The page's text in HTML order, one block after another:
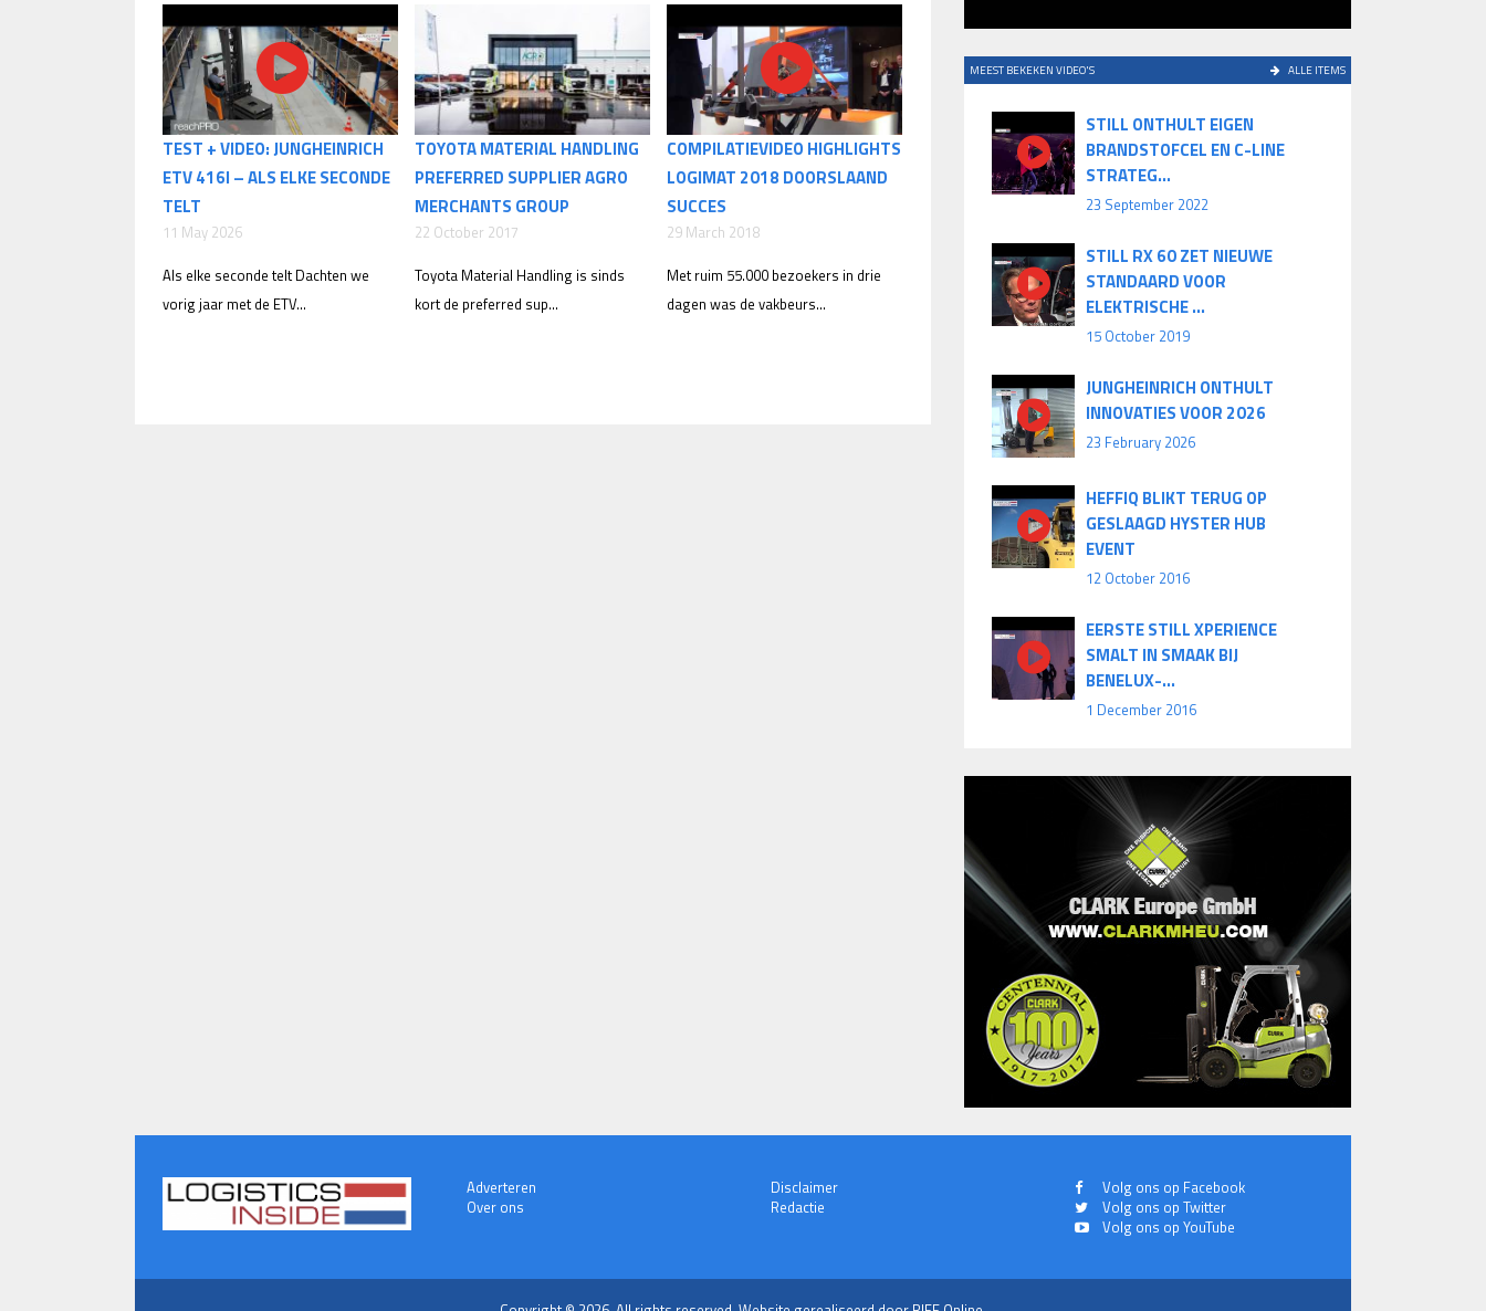
TEST + VIDEO: JUNGHEINRICH
ETV 416I – ALS ELKE SECONDE
TELT
11 May 2026
Als elke seconde telt Dachten we
vorig jaar met de ETV...
TOYOTA MATERIAL HANDLING
PREFERRED SUPPLIER AGRO
MERCHANTS GROUP
22 October 2017
Toyota Material Handling is sinds
kort de preferred sup...
COMPILATIEVIDEO HIGHLIGHTS
LOGIMAT 2018 DOORSLAAND
SUCCES
29 March 2018
Met ruim 55.000 bezoekers in drie
dagen was de vakbeurs...
MEEST BEKEKEN VIDEO'S ALLE ITEMS
STILL ONTHULT EIGEN
BRANDSTOFCEL EN C-LINE
STRATEG...
23 September 2022
STILL RX 60 ZET NIEUWE
STANDAARD VOOR
ELEKTRISCHE ...
15 October 2019
JUNGHEINRICH ONTHULT
INNOVATIES VOOR 2026
23 February 2026
HEFFIQ BLIKT TERUG OP
GESLAAGD HYSTER HUB
EVENT
12 October 2016
EERSTE STILL XPERIENCE
SMALT IN SMAAK BIJ
BENELUX-...
1 December 2016
Adverteren
Over ons
Disclaimer
Redactie
Volg ons op Facebook
Volg ons op Twitter
Volg ons op YouTube